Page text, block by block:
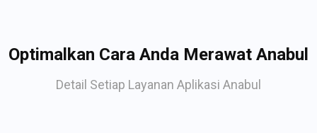
Optimalkan Cara Anda Merawat Anabul
Detail Setiap Layanan Aplikasi Anabul